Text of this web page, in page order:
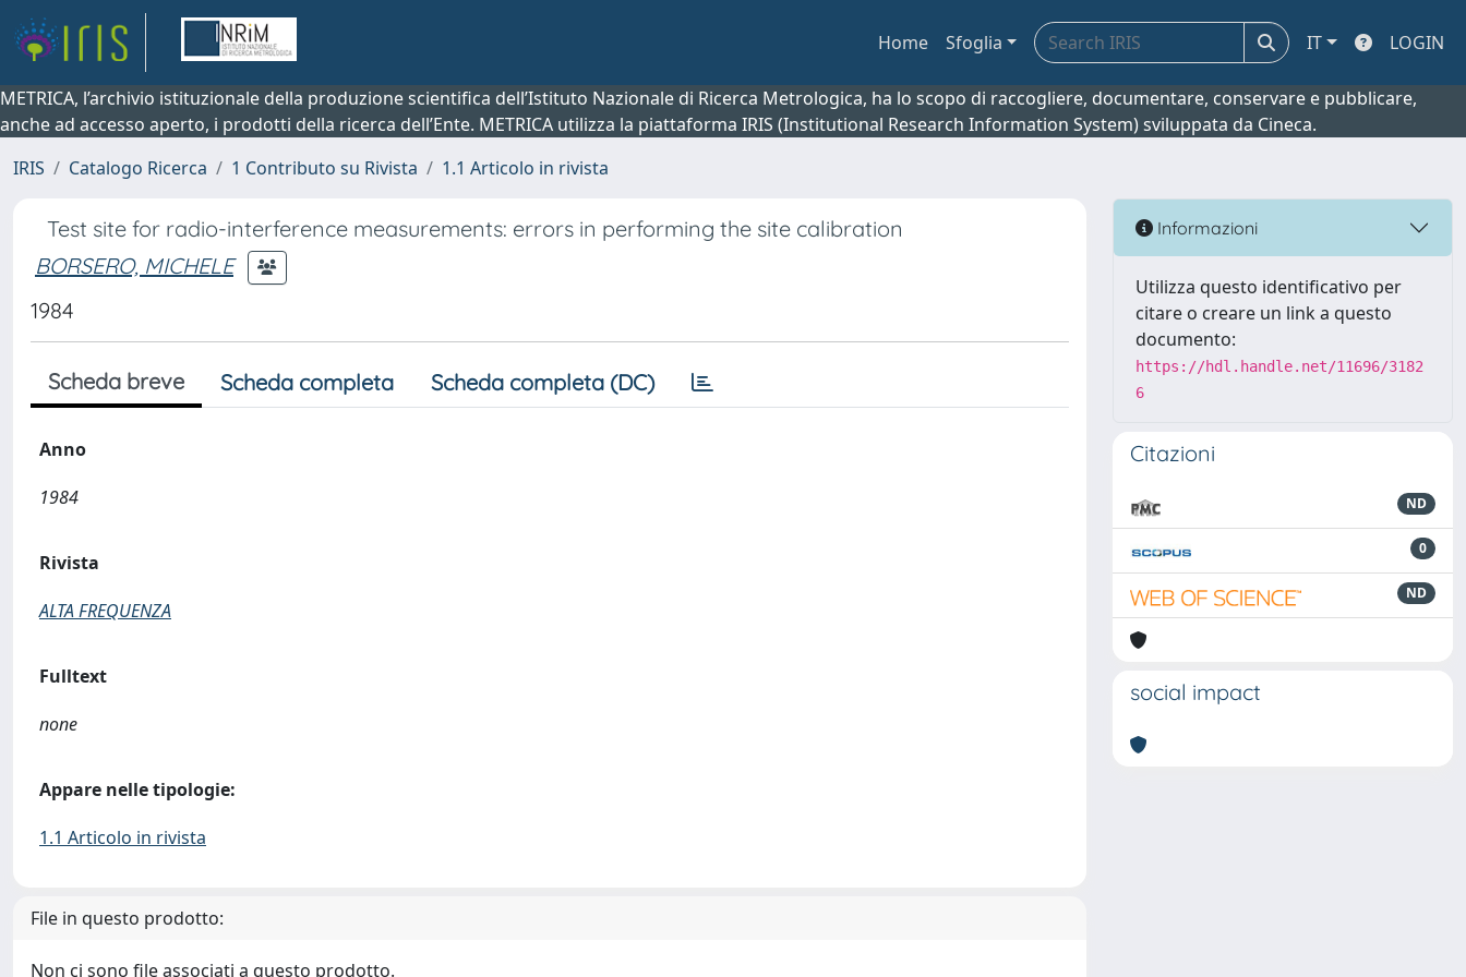
Home Sfoglia IT LOGIN
METRICA, l’archivio istituzionale della produzione scientifica dell’Istituto Nazionale di Ricerca Metrologica, ha lo scopo di raccogliere, documentare, conservare e pubblicare,
anche ad accesso aperto, i prodotti della ricerca dell’Ente. METRICA utilizza la piattaforma IRIS (Institutional Research Information System) sviluppata da Cineca.
IRIS
Catalogo Ricerca 1 Contributo su Rivista 1.1 Articolo in rivista
Test site for radio-interference measurements: errors in performing the site calibration
BORSERO, MICHELE
1984
Scheda breve Scheda completa Scheda completa (DC)
Anno
1984
Rivista
ALTA FREQUENZA
Fulltext
none
Appare nelle tipologie:
1.1 Articolo in rivista
File in questo prodotto:
Non ci sono file associati a questo prodotto.
Informazioni
Utilizza questo identificativo per
citare o creare un link a questo
documento:
https://hdl.handle.net/11696/3182
6
Citazioni
ND
0
ND
social impact